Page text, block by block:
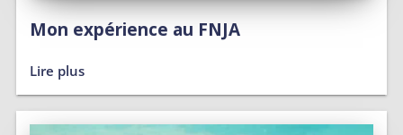
Mon expérience au FNJA
Lire plus